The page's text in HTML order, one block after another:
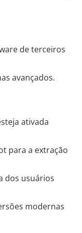
de terceiros
avançados.
ativada
para a extração
dos usuários
modernas